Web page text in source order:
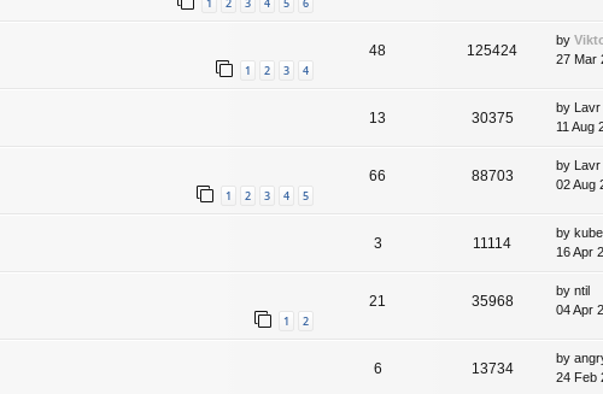
1 2 3 4
48 125424
by
27 Mar
13 30375
by Lavr
11 Aug
1 2 3 4 5
66 88703
by Lavr
02 Aug
3 11114
by
16 Apr
1 2
21 35968
by ntil
04 Apr
6 13734
by
24 Feb